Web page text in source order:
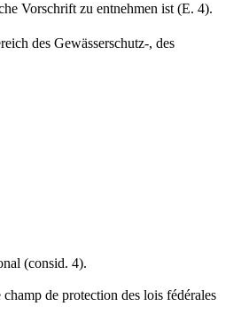
Vorschrift zu entnehmen ist (E. 4).
des Gewässerschutz-, des
(consid. 4).
de protection des lois fédérales